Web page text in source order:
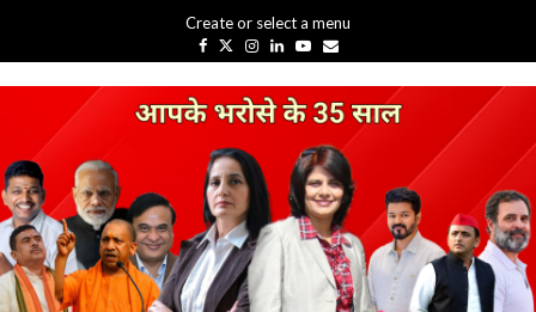
Create or select a menu
Facebook
TwitterInstagram
Linkedin
Youtube
Email